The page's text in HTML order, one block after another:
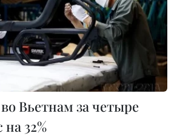
Вьетнам за четыре
32%